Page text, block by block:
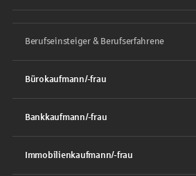
Berufseinsteiger & Berufserfahrene
Bürokaufmann/-frau
Bankkaufmann/-frau
Immobilienkaufmann/-frau